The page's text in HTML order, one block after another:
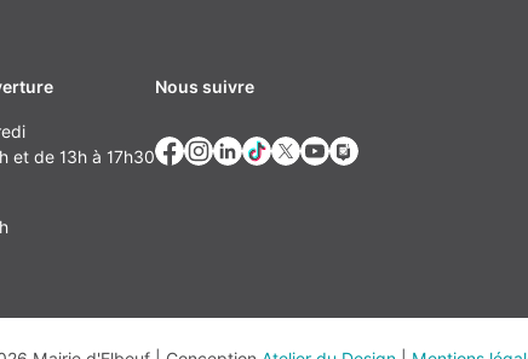
et de 13h à 17h30
Nous suivre